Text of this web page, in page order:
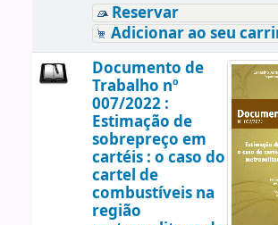
Reservar
Adicionar ao seu
Documento de
Trabalho nº
007/2022 :
Estimação de
sobrepreço em
cartéis : o caso do
cartel de
combustíveis na
região